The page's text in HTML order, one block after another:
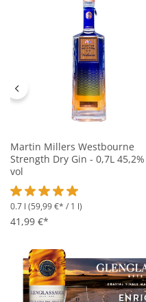
Martin Millers Westbourne
Strength Dry Gin - 0,7L 45,2%
vol
Durchschnittliche
0.7 l (59,99 €* / 1 l)
41,99 €*